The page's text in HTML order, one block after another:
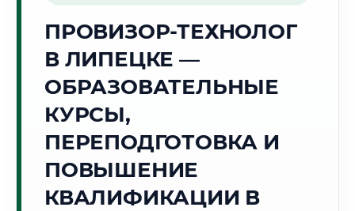
🏭
Г. ЛИПЕЦК
Точное местное время:
00:26:34
2026 г.
Погода в г. Липецк:☁️ +27°C
🌅 Восход:04:49 🌇 Закат:
ПРОВИЗОР-ТЕХНОЛОГ
В ЛИПЕЦКЕ —
ОБРАЗОВАТЕЛЬНЫЕ
КУРСЫ,
ПЕРЕПОДГОТОВКА И
ПОВЫШЕНИЕ
КВАЛИФИКАЦИИ В